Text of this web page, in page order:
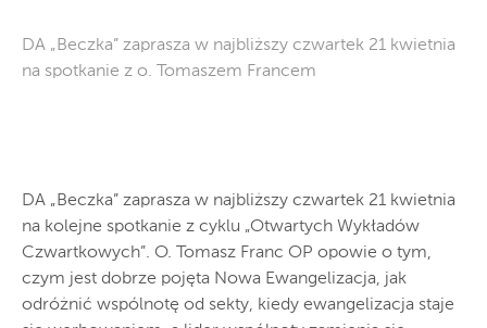
DA „Beczka” zaprasza w najbliższy czwartek 21 kwietnia
na spotkanie z o. Tomaszem Francem
DA „Beczka” zaprasza w najbliższy czwartek 21 kwietnia
na kolejne spotkanie z cyklu „Otwartych Wykładów
Czwartkowych”. O. Tomasz Franc OP opowie o tym,
czym jest dobrze pojęta Nowa Ewangelizacja, jak
odróżnić wspólnotę od sekty, kiedy ewangelizacja staje